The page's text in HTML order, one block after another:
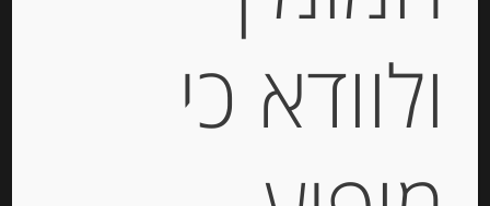
חמאה מובחרת “אשירה” במליחות
ולוודא כי